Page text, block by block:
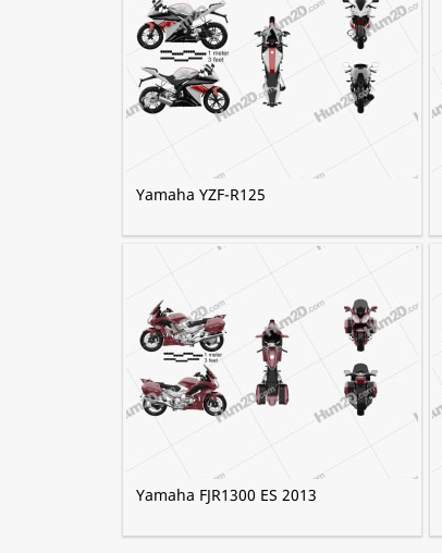
Yamaha YZF-R125
Yamaha FJR1300 ES 2013